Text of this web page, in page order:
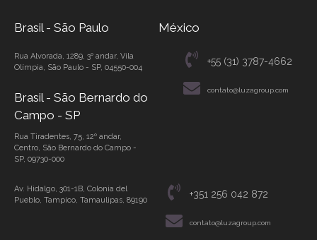
Brasil - São Paulo México
Rua Alvorada, 1289, 3º andar, Vila
Olímpia, São Paulo - SP, 04550-004
Brasil - São Bernardo do
Campo - SP
Rua Tiradentes, 75, 12º andar,
Centro, São Bernardo do Campo -
SP, 09730-000
+55 (31) 3787-4662
contato@luzagroup.com
Av. Hidalgo, 301-1B, Colonia del
Pueblo, Tampico, Tamaulipas, 89190
+351 256 042 872
contato@luzagroup.com